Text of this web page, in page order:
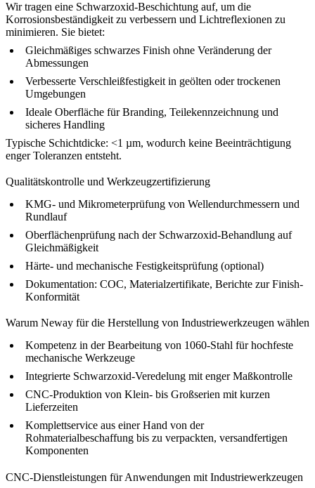
Wir tragen eine Schwarzoxid-Beschichtung auf, um die
Korrosionsbeständigkeit zu verbessern und Lichtreflexionen zu
minimieren. Sie bietet:
Gleichmäßiges schwarzes Finish ohne Veränderung der
Abmessungen
Verbesserte Verschleißfestigkeit in geölten oder trockenen
Umgebungen
Ideale Oberfläche für Branding, Teilekennzeichnung und
sicheres Handling
Typische Schichtdicke: <1 µm, wodurch keine Beeinträchtigung
enger Toleranzen entsteht.
Qualitätskontrolle und Werkzeugzertifizierung
KMG- und Mikrometerprüfung von Wellendurchmessern und
Rundlauf
Oberflächenprüfung nach der Schwarzoxid-Behandlung auf
Gleichmäßigkeit
Härte- und mechanische Festigkeitsprüfung (optional)
Dokumentation: COC, Materialzertifikate, Berichte zur Finish-
Konformität
Warum Neway für die Herstellung von Industriewerkzeugen wählen
Kompetenz in derBearbeitung von 1060-Stahl für hochfeste
mechanische Werkzeuge
Integrierte Schwarzoxid-Veredelung mit enger Maßkontrolle
CNC-Produktion von Klein- bis Großserien mit kurzen
Lieferzeiten
Komplettservice aus einer Hand von der
Rohmaterialbeschaffung bis zu verpackten, versandfertigen
Komponenten
CNC-Dienstleistungen für Anwendungen mit Industriewerkzeugen